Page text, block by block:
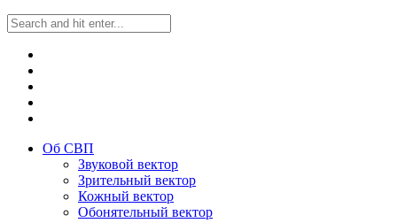
Об СВП
Звуковой вектор
Зрительный вектор
Кожный вектор
Обонятельный вектор